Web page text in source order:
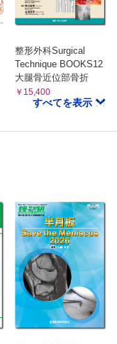
整形外科Surgical
Technique BOOKS12
大腿骨近位部骨折
￥15,400
すべてを表示